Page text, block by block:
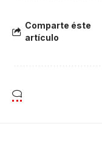
Comparte éste
artículo